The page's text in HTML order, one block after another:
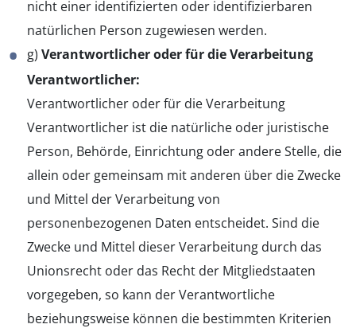
nicht einer identifizierten oder identifizierbaren
natürlichen Person zugewiesen werden.
g) Verantwortlicher oder für die Verarbeitung
Verantwortlicher:
Verantwortlicher oder für die Verarbeitung
Verantwortlicher ist die natürliche oder juristische
Person, Behörde, Einrichtung oder andere Stelle, die
allein oder gemeinsam mit anderen über die Zwecke
und Mittel der Verarbeitung von
personenbezogenen Daten entscheidet. Sind die
Zwecke und Mittel dieser Verarbeitung durch das
Unionsrecht oder das Recht der Mitgliedstaaten
vorgegeben, so kann der Verantwortliche
beziehungsweise können die bestimmten Kriterien